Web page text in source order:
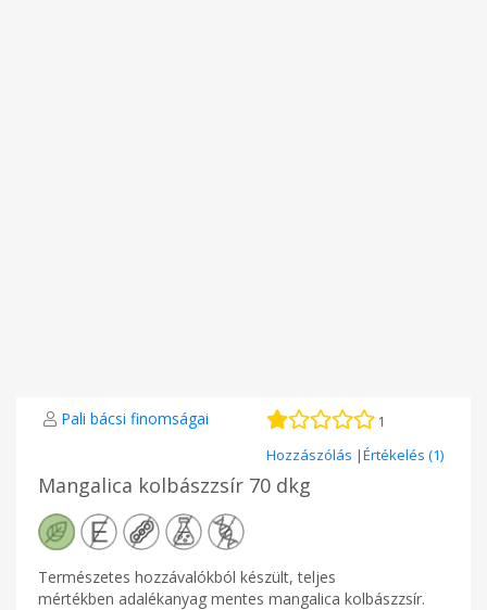
Pali bácsi finomságai 1
Hozzászólás |Értékelés (1)
Mangalica kolbászzsír 70 dkg
Természetes hozzávalókból készült, teljes
mértékben adalékanyag mentes mangalica kolbászzsír.